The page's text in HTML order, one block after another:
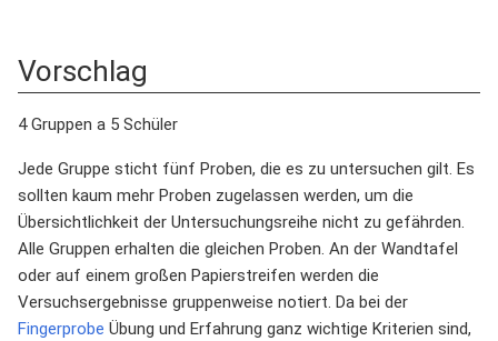
Vorschlag
4 Gruppen a 5 Schüler
Jede Gruppe sticht fünf Proben, die es zu untersuchen gilt. Es
sollten kaum mehr Proben zugelassen werden, um die
Übersichtlichkeit der Untersuchungsreihe nicht zu gefährden.
Alle Gruppen erhalten die gleichen Proben. An der Wandtafel
oder auf einem großen Papierstreifen werden die
Versuchsergebnisse gruppenweise notiert. Da bei der
Fingerprobe Übung und Erfahrung ganz wichtige Kriterien sind,